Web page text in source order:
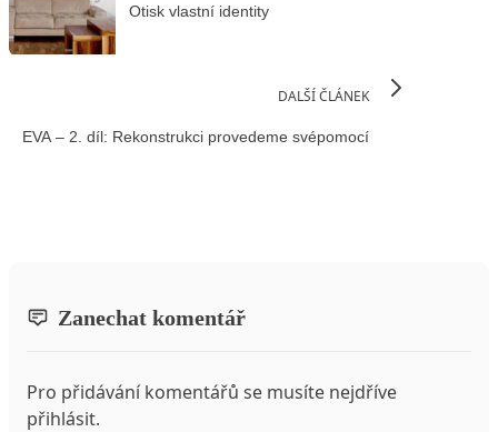
Otisk vlastní identity
DALŠÍ ČLÁNEK
EVA – 2. díl: Rekonstrukci provedeme svépomocí
Zanechat komentář
Pro přidávání komentářů se musíte nejdříve
přihlásit.